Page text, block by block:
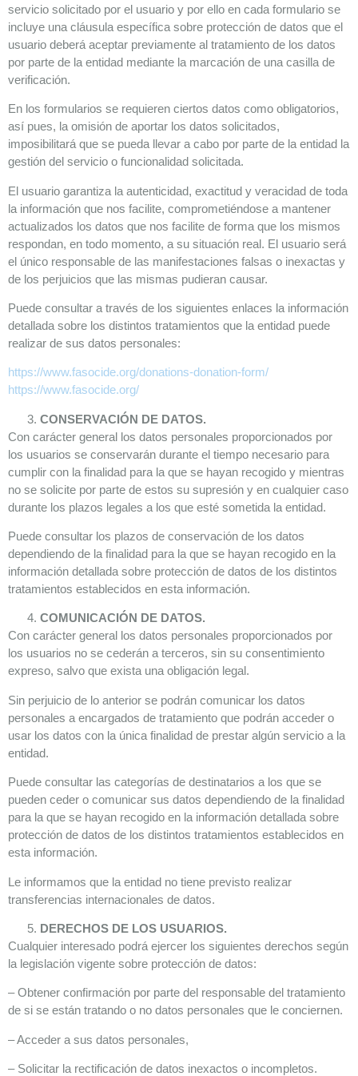
servicio solicitado por el usuario y por ello en cada formulario se
incluye una cláusula específica sobre protección de datos que el
usuario deberá aceptar previamente al tratamiento de los datos
por parte de la entidad mediante la marcación de una casilla de
verificación.
En los formularios se requieren ciertos datos como obligatorios,
así pues, la omisión de aportar los datos solicitados,
imposibilitará que se pueda llevar a cabo por parte de la entidad la
gestión del servicio o funcionalidad solicitada.
El usuario garantiza la autenticidad, exactitud y veracidad de toda
la información que nos facilite, comprometiéndose a mantener
actualizados los datos que nos facilite de forma que los mismos
respondan, en todo momento, a su situación real. El usuario será
el único responsable de las manifestaciones falsas o inexactas y
de los perjuicios que las mismas pudieran causar.
Puede consultar a través de los siguientes enlaces la información
detallada sobre los distintos tratamientos que la entidad puede
realizar de sus datos personales:
https://www.fasocide.org/donations-donation-form/
https://www.fasocide.org/
CONSERVACIÓN DE DATOS.
Con carácter general los datos personales proporcionados por
los usuarios se conservarán durante el tiempo necesario para
cumplir con la finalidad para la que se hayan recogido y mientras
no se solicite por parte de estos su supresión y en cualquier caso
durante los plazos legales a los que esté sometida la entidad.
Puede consultar los plazos de conservación de los datos
dependiendo de la finalidad para la que se hayan recogido en la
información detallada sobre protección de datos de los distintos
tratamientos establecidos en esta información.
COMUNICACIÓN DE DATOS.
Con carácter general los datos personales proporcionados por
los usuarios no se cederán a terceros, sin su consentimiento
expreso, salvo que exista una obligación legal.
Sin perjuicio de lo anterior se podrán comunicar los datos
personales a encargados de tratamiento que podrán acceder o
usar los datos con la única finalidad de prestar algún servicio a la
entidad.
Puede consultar las categorías de destinatarios a los que se
pueden ceder o comunicar sus datos dependiendo de la finalidad
para la que se hayan recogido en la información detallada sobre
protección de datos de los distintos tratamientos establecidos en
esta información.
Le informamos que la entidad no tiene previsto realizar
transferencias internacionales de datos.
DERECHOS DE LOS USUARIOS.
Cualquier interesado podrá ejercer los siguientes derechos según
la legislación vigente sobre protección de datos:
– Obtener confirmación por parte del responsable del tratamiento
de si se están tratando o no datos personales que le conciernen.
– Acceder a sus datos personales,
– Solicitar la rectificación de datos inexactos o incompletos.